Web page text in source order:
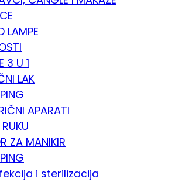
LAMPE
3 U 1
LAK
APARATI
ZA MANIKIR
i sterilizacija